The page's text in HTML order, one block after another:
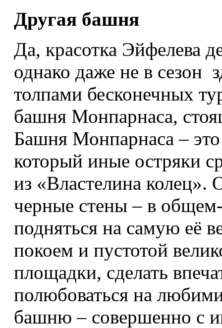
Другая башня
Да, красотка Эйфелева
однако даже не в сезон
толпами бесконечных
башня Монпарнаса,
Башня Монпарнаса –
который иные остряки
из «Властелина колец».
черные стены – в общем-
подняться на самую её
покоем и пустотой
площадки, сделать
полюбоваться на
башню – совершенно с